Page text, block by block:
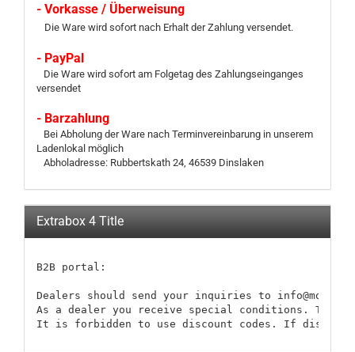
- Vorkasse / Überweisung
Die Ware wird sofort nach Erhalt der Zahlung versendet.
- PayPal
Die Ware wird sofort am Folgetag des Zahlungseinganges
versendet
- Barzahlung
Bei Abholung der Ware nach Terminvereinbarung in unserem
Ladenlokal möglich
Abholadresse: Rubbertskath 24, 46539 Dinslaken
Extrabox 4 Title
B2B portal:
Dealers should send your inquiries to
As a dealer you receive special conditions.
It is forbidden to use discount codes. If discount